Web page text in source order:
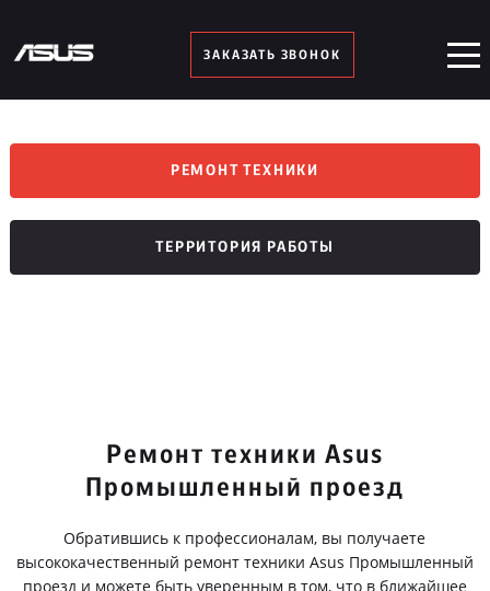
ЗАКАЗАТЬ ЗВОНОК
РЕМОНТ ТЕХНИКИ
ТЕРРИТОРИЯ РАБОТЫ
Ремонт техники Asus
Промышленный проезд
Обратившись к профессионалам, вы получаете
высококачественный ремонт техники Asus Промышленный
проезд и можете быть уверенным в том, что в ближайшее